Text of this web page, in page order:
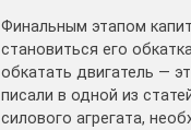
Финальным этапом
становиться его
обкатать двигатель —
писали в одной из
силового агрегата,